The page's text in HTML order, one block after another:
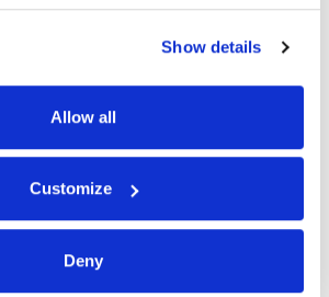
Show details
Allow all
Customize
Deny
angesehen werden, ist es nur eine
abgeschafft werden.Auf dem
zwischen dem Judaismus und dem
Bischof Sixtus alles, um auch nur
zu weisen, dass sie Juden sein
mit diesen der Verfolgung ausgesetzt
zum Ende des zweiten Aufstands der